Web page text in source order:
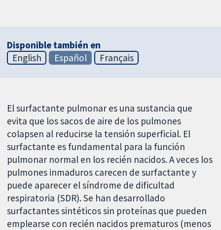
Disponible también en
English
Español Français
El surfactante pulmonar es una sustancia que
evita que los sacos de aire de los pulmones
colapsen al reducirse la tensión superficial. El
surfactante es fundamental para la función
pulmonar normal en los recién nacidos. A veces los
pulmones inmaduros carecen de surfactante y
puede aparecer el síndrome de dificultad
respiratoria (SDR). Se han desarrollado
surfactantes sintéticos sin proteínas que pueden
emplearse con recién nacidos prematuros (menos